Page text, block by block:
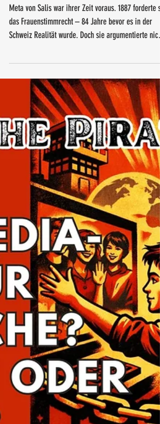
ohne
Opferstatus -
Geburtstag
von Meta von
Salis
Meta von Salis war ihrer Zeit voraus. 1887 forderte
das Frauenstimmrecht – 84 Jahre bevor es in der
Schweiz Realität wurde. Doch sie argumentierte nicht
mit Empörung, sondern mit Verantwortung, Bildung
und Charakter. In dieser Folge geht es um eine fast
vergessene Pionierin, die Gleichberechtigung radikal
individuell dachte – und uns heute mehr
herausfordert, als uns vielleicht lieb ist.